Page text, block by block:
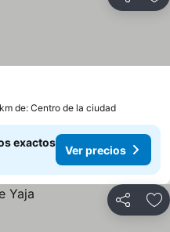
de: Centro de la ciudad
exactos
Ver precios
Compartir